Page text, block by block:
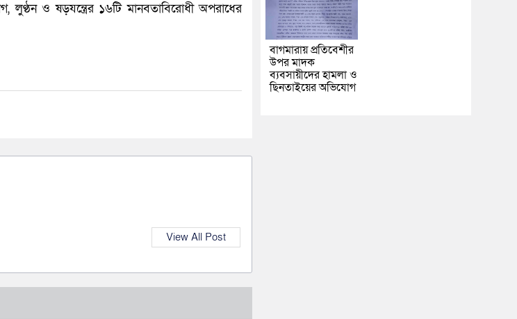
ও ষড়যন্ত্রের ১৬টি মানবতাবিরোধী অপরাধের
View All Post
বাগমারায় প্রতিবেশীর
উপর মাদক
ব্যবসায়ীদের হামলা ও
ছিনতাইয়ের অভিযোগ